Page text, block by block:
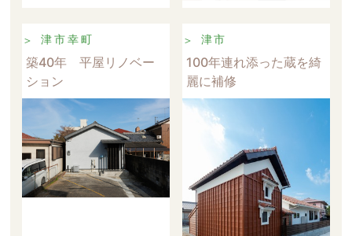
津市幸町
築40年 平屋リノベー
ション
津市
100年連れ添った蔵を綺
麗に補修